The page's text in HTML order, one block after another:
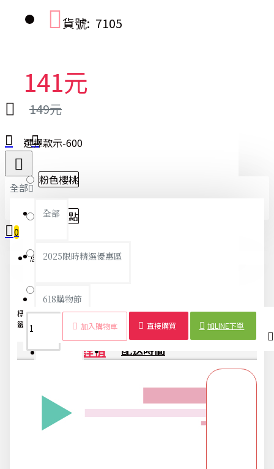
全部
全部
2025限時精選優惠區
618購物節
DIY專區
交換禮物專區 95折
0
您的購物車內沒有商品！
貨號: 7105
141元
149元
選擇款示-600
粉色櫻桃
粉色點點
藏青點點
加入購物車 直接購買 加LINE下單
標
籤：
保溫便當
牛津
布
方形設
計
保冷
袋
戶
外
手
便當
袋
保溫
包
商品詳情 配送時間